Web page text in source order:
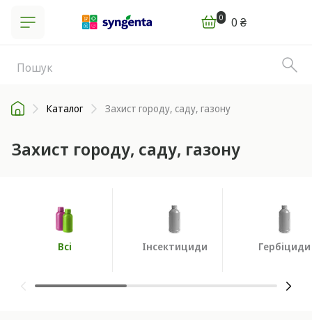
0 0 ₴
Каталог Захист городу, саду, газону
Захист городу, саду, газону
Всі Інсектициди Гербіциди